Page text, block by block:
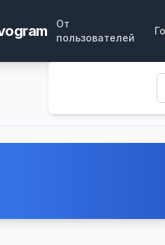
От
пользователей